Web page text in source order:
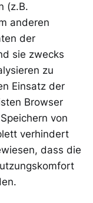
(z.B.
anderen
der
sie zwecks
zu
Einsatz der
Browser
von
verhindert
dass die